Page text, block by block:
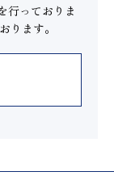
行っておりま
ります。